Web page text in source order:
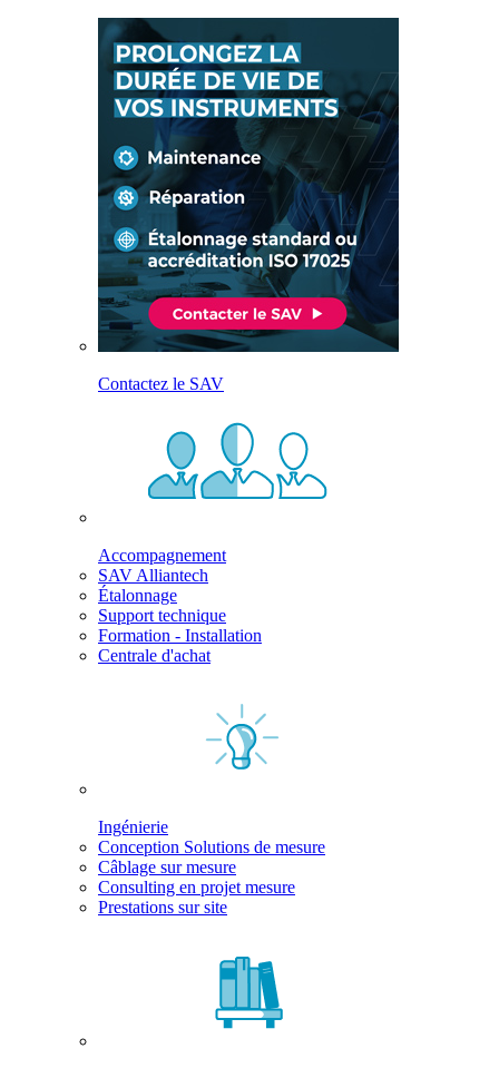
Contactez le SAV
Accompagnement
SAV Alliantech
Étalonnage
Support technique
Formation - Installation
Centrale d'achat
Ingénierie
Conception Solutions de mesure
Câblage sur mesure
Consulting en projet mesure
Prestations sur site